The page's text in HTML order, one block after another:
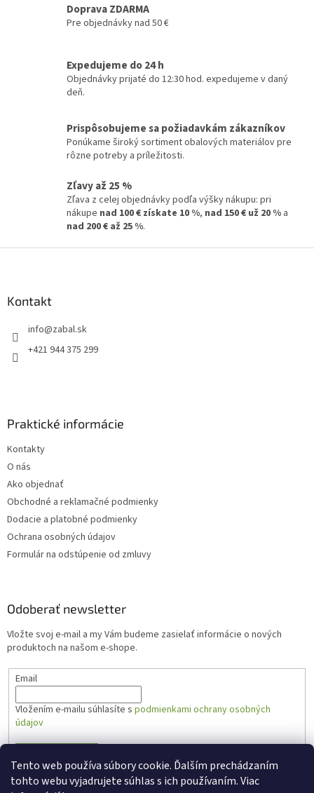
Tento web používa súbory cookie. Ďalším prechádzaním
tohto webu vyjadrujete súhlas s ich používaním. Viac
d
i
e
k
y
v
i
s
u
Doprava ZDARMA
Pre objednávky nad 50 €
Expedujeme do 24 h
Objednávky prijaté do 12:30 hod. expedujeme v daný
deň.
Prispôsobujeme sa požiadavkám zákazníkov
Ponúkame široký sortiment obalových materiálov pre
rôzne potreby a príležitosti.
Zľavy až 25 %
Zľava z celej objednávky podľa výšky nákupu: pri
nákupe nad 100 € získate 10 %, nad 150 € už 20 % a
nad 200 € až 25 %.
Kontakt
info@zabal.sk
+421 944 375 299
Praktické informácie
Kontakty
O nás
Ako objednať
Obchodné a reklamačné podmienky
Dodacie a platobné podmienky
Ochrana osobných údajov
Formulár na odstúpenie od zmluvy
Odoberať newsletter
Vložte svoj e-mail a my Vám budeme zasielať informácie o nových
produktoch na našom e-shope.
Email
Vložením e-mailu súhlasíte s podmienkami ochrany osobných
údajov